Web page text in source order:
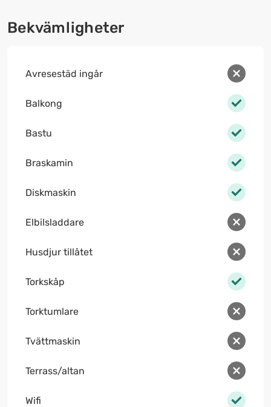
Bekvämligheter
Avresestäd ingår
Balkong
Bastu
Braskamin
Diskmaskin
Elbilsladdare
Husdjur tillåtet
Torkskåp
Torktumlare
Tvättmaskin
Terrass/altan
Wifi